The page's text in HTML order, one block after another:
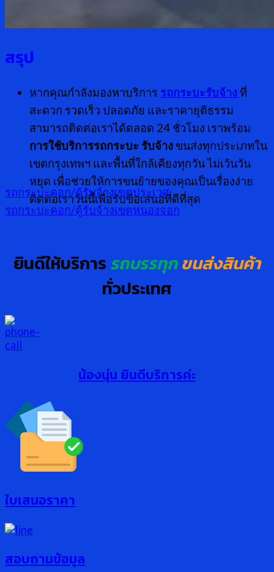
สรุป
หากคุณกำลังมองหาบริการ รถกระบะรับจ้างที่
สะดวก รวดเร็ว ปลอดภัย และราคายุติธรรม
สามารถติดต่อเราได้ตลอด 24 ชั่วโมง เราพร้อม
การใช้บริการรถกระบะ รับจ้างขนส่งทุกประเภทใน
เขตกรุงเทพฯ และพื้นที่ใกล้เคียงทุกวัน ไม่เว้นวัน
หยุด เพื่อช่วยให้การขนย้ายของคุณเป็นเรื่องง่าย
ติดต่อเราวันนี้เพื่อรับข้อเสนอที่ดีที่สุด
รถกระบะคอก/ตู้รับจ้างเขตประเวศ
รถกระบะคอก/ตู้รับจ้างเขตหนองจอก
ยินดีให้บริการรถบรรทุกขนส่งสินค้า
ทั่วประเทศ
น้องนุ่น ยินดีบริการค่ะ
ใบเสนอราคา
สอบถามข้อมูล